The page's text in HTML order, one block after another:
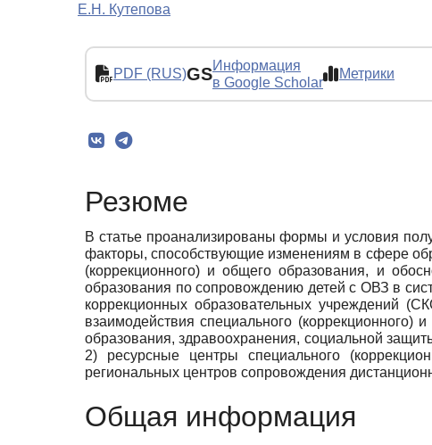
Е.Н. Кутепова
PDF (RUS)GSИнформация
в Google Scholar
Метрики
Резюме
В статье проанализированы формы и условия
факторы, способствующие изменениям в сфере
(коррекционного) и общего образования, и
образования по сопровождению детей с ОВЗ в
коррекционных образовательных учреждений
взаимодействия специального (коррекционного)
образования, здравоохранения, социальной
2) ресурсные центры специального
региональных центров сопровождения
Общая информация